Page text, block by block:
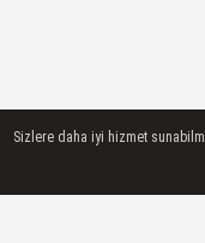
Sizlere daha iyi hizmet